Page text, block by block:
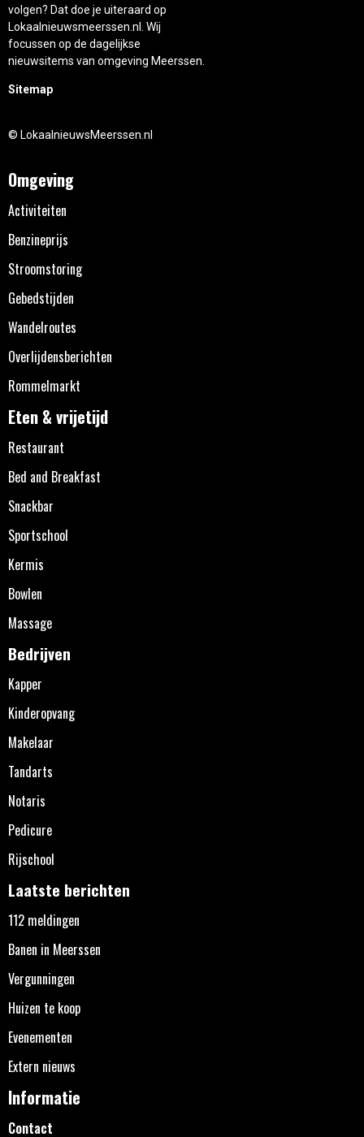
volgen? Dat doe je uiteraard op
Lokaalnieuwsmeerssen.nl. Wij
focussen op de dagelijkse
nieuwsitems van omgeving Meerssen.
Sitemap
© LokaalnieuwsMeerssen.nl
Omgeving
Activiteiten
Benzineprijs
Stroomstoring
Gebedstijden
Wandelroutes
Overlijdensberichten
Rommelmarkt
Eten & vrijetijd
Restaurant
Bed and Breakfast
Snackbar
Sportschool
Kermis
Bowlen
Massage
Bedrijven
Kapper
Kinderopvang
Makelaar
Tandarts
Notaris
Pedicure
Rijschool
Laatste berichten
112 meldingen
Banen in Meerssen
Vergunningen
Huizen te koop
Evenementen
Extern nieuws
Informatie
Contact